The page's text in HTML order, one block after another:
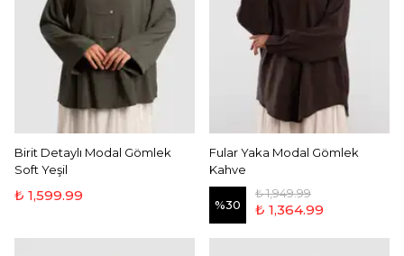
Birit Detaylı Modal Gömlek
Soft Yeşil
₺ 1,599.99
Fular Yaka Modal Gömlek
Kahve
%30
₺ 1,949.99
₺ 1,364.99